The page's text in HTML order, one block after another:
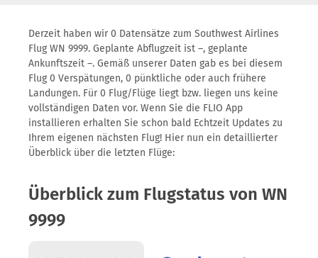
Derzeit haben wir 0 Datensätze zum Southwest Airlines
Flug WN 9999. Geplante Abflugzeit ist –, geplante
Ankunftszeit –. Gemäß unserer Daten gab es bei diesem
Flug 0 Verspätungen, 0 pünktliche oder auch frühere
Landungen. Für 0 Flug/Flüge liegt bzw. liegen uns keine
vollständigen Daten vor. Wenn Sie die FLIO App
installieren erhalten Sie schon bald Echtzeit Updates zu
Ihrem eigenen nächsten Flug! Hier nun ein detaillierter
Überblick über die letzten Flüge:
Überblick zum Flugstatus von WN
9999